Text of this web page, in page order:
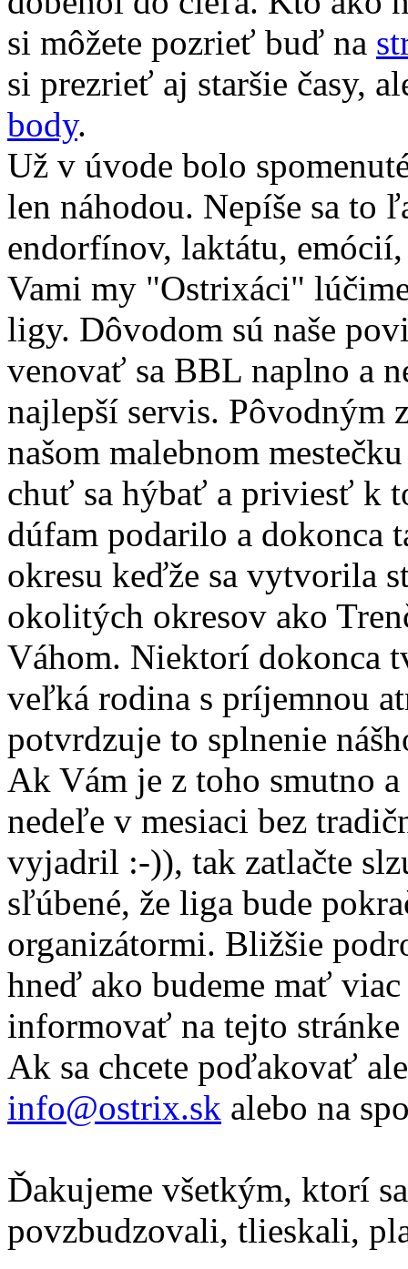
si môžete pozrieť buď na
si prezrieť aj staršie časy,
body.
Už v úvode bolo
len náhodou. Nepíše sa to
endorfínov, laktátu,
Vami my "Ostrixáci"
ligy. Dôvodom sú naše
venovať sa BBL naplno a
najlepší servis.
našom malebnom
chuť sa hýbať a priviesť k
dúfam podarilo a dokonca
okresu keďže sa vytvorila
okolitých okresov ako
Váhom. Niektorí dokonca
veľká rodina s príjemnou
potvrdzuje to splnenie
Ak Vám je z toho smutno
nedeľe v mesiaci bez
vyjadril :-)), tak zatlačte
sľúbené, že liga bude
organizátormi. Bližšie
hneď ako budeme mať
informovať na tejto
Ak sa chcete poďakovať
info@ostrix.sk alebo na
Ďakujeme všetkým, ktorí
povzbudzovali, tlieskali,